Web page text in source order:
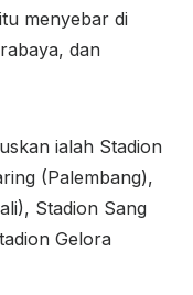
menyebar di
dan
ialah Stadion
(Palembang),
Stadion Sang
Gelora